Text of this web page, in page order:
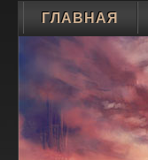
ГЛАВНАЯ